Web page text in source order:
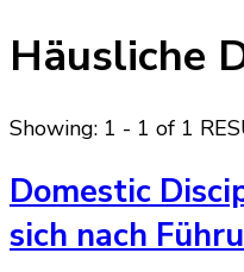
Häusliche
Showing: 1 - 1 of 1
Domestic
sich nach